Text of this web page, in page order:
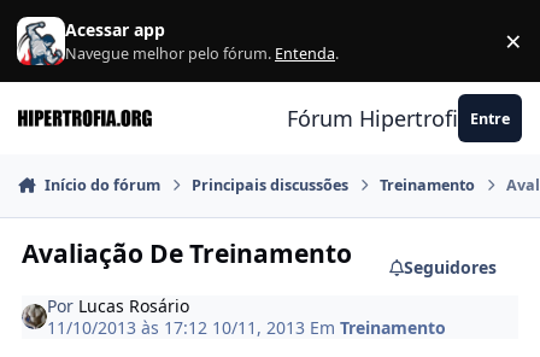
Ir para conteúdo
Acessar app
Navegue melhor pelo fórum. Entenda. ×
Fórum Hipertrofia.org
Entre
Início do fórum Principais discussões Treinamento
Avaliação De Treinamento
Seguidores
Por Lucas Rosário
11/10/2013 às 17:12 10/11, 2013 EmTreinamento